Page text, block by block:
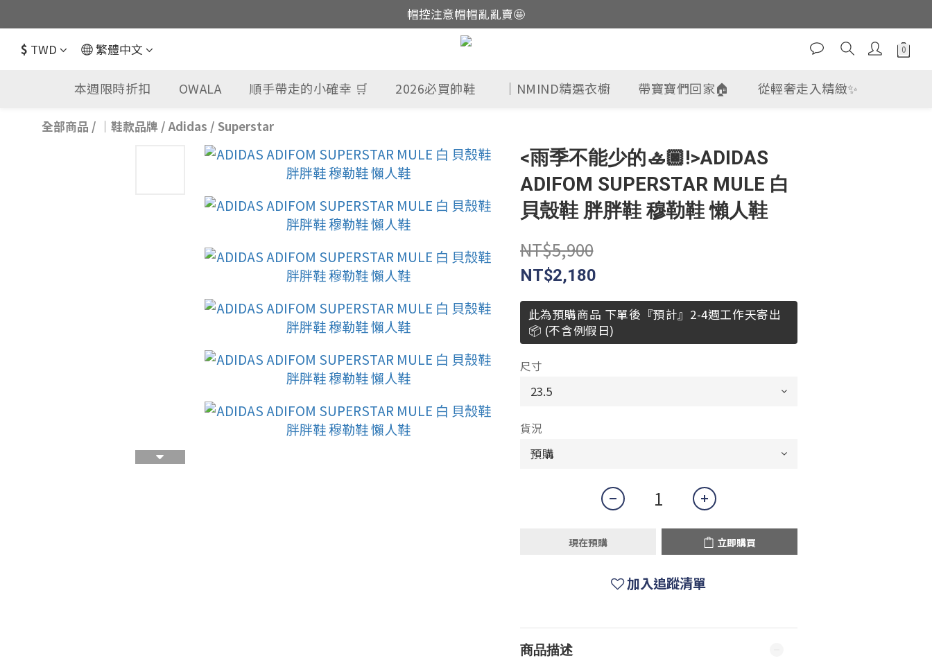
這裡現貨不用等👟
帽控注意帽帽亂亂賣🤩
這裡現貨不用等👟
$ TWD 繁體中文
本週限時折扣 OWALA 順手帶走的小確幸 🛒 2026必買帥鞋 ｜NMIND精選衣櫥 帶寶寶們回家🏠 從輕奢走入精緻✨
全部商品 / ｜鞋款品牌 /Adidas / Superstar
<雨季不能少的🚣🏿!>ADIDAS
ADIFOM SUPERSTAR MULE 白
貝殼鞋 胖胖鞋 穆勒鞋 懶人鞋
NT$5,900
NT$2,180
此為預購商品 下單後『預計』2-4週工作天寄出
📦 (不含例假日)
尺寸
貨況
現在預購 立即購買
加入追蹤清單
商品描述